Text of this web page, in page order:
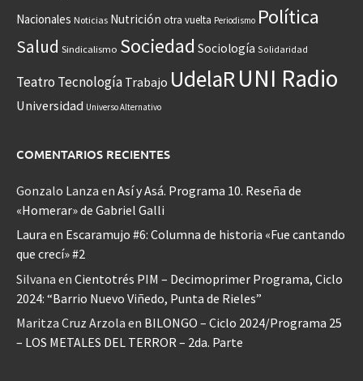
Nacionales Noticias Nutrición otra vuelta Periodismo Política
Salud Sindicalismo Sociedad Sociología Solidaridad
Teatro Tecnología Trabajo UdelaR UNI Radio
Universidad Universo Alternativo
COMENTARIOS RECIENTES
Gonzalo Lanza en Así y Asá. Programa 10. Reseña de
«Homerar» de Gabriel Galli
Laura en Escaramujo #6: Columna de historia «Fue cantando
que crecí» #2
Silvana en Cientotrés PIM – Decimoprimer Programa, Ciclo
2024: “Barrio Nuevo Viñedo, Punta de Rieles”
Maritza Cruz Arzola en BILONGO – Ciclo 2024/Programa 25
– LOS METALES DEL TERROR – 2da. Parte